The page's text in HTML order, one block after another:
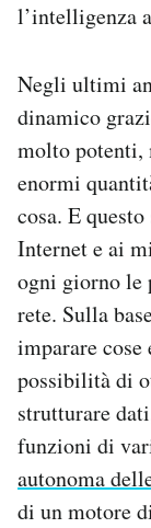
l’intelligenza
Negli ultimi
dinamico
molto potenti,
enormi
cosa. E
Internet e ai
ogni giorno le
rete. Sulla
imparare
possibilità di
strutturare
funzioni di
autonoma
di un motore